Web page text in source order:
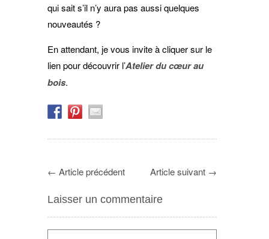
qui sait s’il n’y aura pas aussi quelques
nouveautés ?
En attendant, je vous invite à cliquer sur le
lien pour découvrir l’Atelier du cœur au
bois.
← Article précédent Article suivant →
Laisser un commentaire